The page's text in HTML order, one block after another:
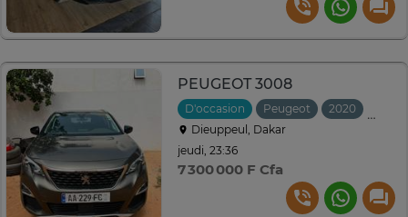
PEUGEOT 3008
D'occasion Peugeot 2020
Dieuppeul, Dakar
jeudi, 23:36
7 300 000 F Cfa